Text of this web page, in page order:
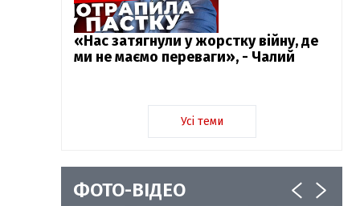
«Нас затягнули у жорстку війну, де
ми не маємо переваги», - Чалий
Усі теми
ФОТО-ВІДЕО